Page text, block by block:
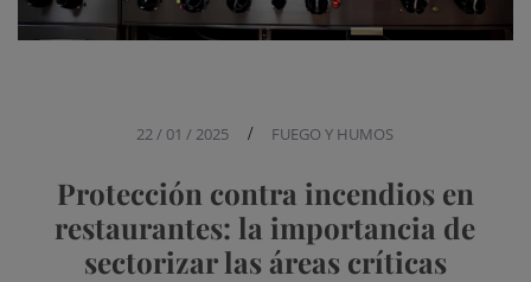
22 / 01 / 2025 / FUEGO Y HUMOS
Protección contra incendios en
restaurantes: la importancia de
sectorizar las áreas críticas